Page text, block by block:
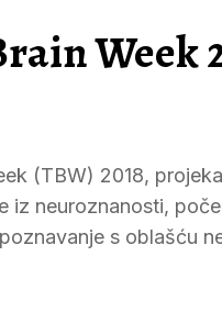
Week
(TBW) 2018,
iz neuroznanosti,
s oblašću